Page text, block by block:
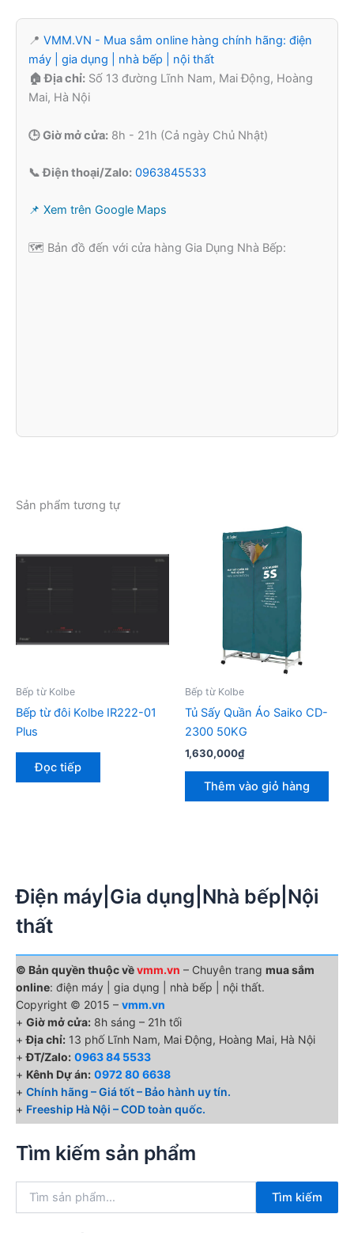
📍 VMM.VN - Mua sắm online hàng chính hãng: điện
máy | gia dụng | nhà bếp | nội thất
🏠 Địa chỉ: Số 13 đường Lĩnh Nam, Mai Động, Hoàng
Mai, Hà Nội
🕒 Giờ mở cửa: 8h - 21h (Cả ngày Chủ Nhật)
📞 Điện thoại/Zalo: 0963845533
📌 Xem trên Google Maps
🗺️ Bản đồ đến với cửa hàng Gia Dụng Nhà Bếp:
Sản phẩm tương tự
Bếp từ Kolbe
Bếp từ đôi Kolbe IR222-01
Plus
Đọc tiếp
Bếp từ Kolbe
Tủ Sấy Quần Áo Saiko CD-
2300 50KG
1,630,000₫
Thêm vào giỏ hàng
Điện máy|Gia dụng|Nhà bếp|Nội
thất
© Bản quyền thuộc vềvmm.vn – Chuyên trang mua sắm
online: điện máy | gia dụng | nhà bếp | nội thất.
Copyright © 2015 – vmm.vn
+ Giờ mở cửa: 8h sáng – 21h tối
+Địa chỉ: 13 phố Lĩnh Nam, Mai Động, Hoàng Mai, Hà Nội
+ĐT/Zalo: 0963 84 5533
+ Kênh Dự án: 0972 80 6638
+ Chính hãng – Giá tốt – Bảo hành uy tín.
+ Freeship Hà Nội – COD toàn quốc.
Tìm kiếm sản phẩm
Tìm kiếm